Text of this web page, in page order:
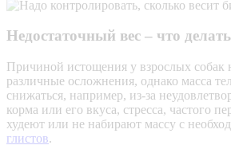
Недостаточный вес – что
Причиной истощения у взрослых собак
различные осложнения, однако масса
снижаться, например, из-за
корма или его вкуса, стресса, частого
худеют или не набирают массу с
глистов.